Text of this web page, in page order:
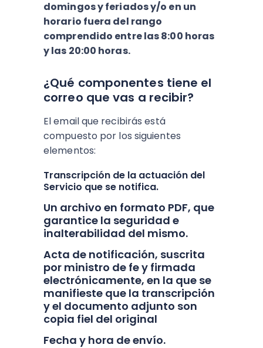
domingos y feriados y/o en un
horario fuera del rango
comprendido entre las 8:00 horas
y las 20:00 horas.
¿Qué componentes tiene el
correo que vas a recibir?
El email que recibirás está
compuesto por los siguientes
elementos:
Transcripción de la actuación del
Servicio que se notifica.
Un archivo en formato PDF, que
garantice la seguridad e
inalterabilidad del mismo.
Acta de notificación, suscrita
por ministro de fe y firmada
electrónicamente, en la que se
manifieste que la transcripción
y el documento adjunto son
copia fiel del original
Fecha y hora de envío.